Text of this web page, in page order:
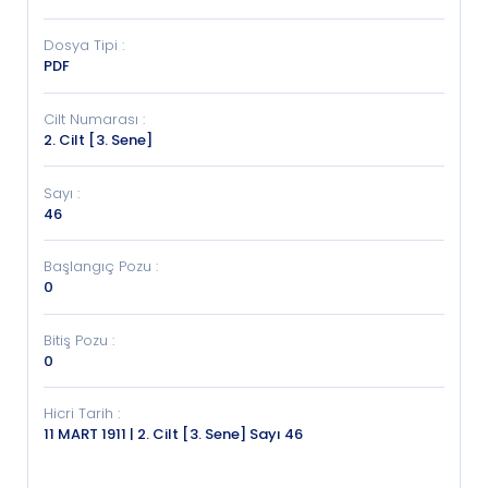
Dosya Tipi :
PDF
Cilt Numarası :
2. Cilt [3. Sene]
Sayı :
46
Başlangıç Pozu :
0
Bitiş Pozu :
0
Hicri Tarih :
11 MART 1911 | 2. Cilt [3. Sene] Sayı 46